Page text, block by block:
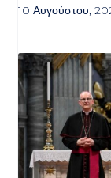
10 Αυγούστου,